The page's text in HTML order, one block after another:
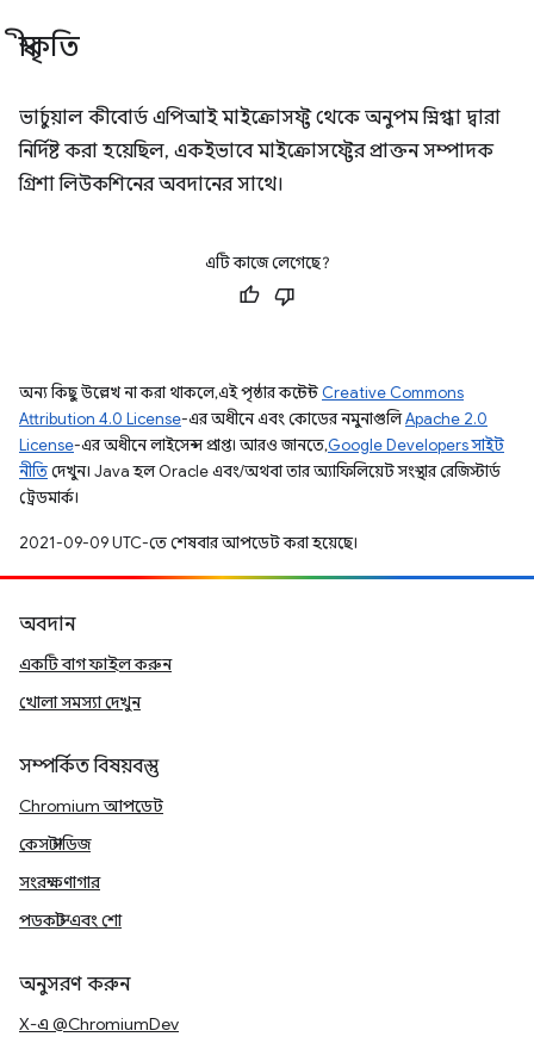
স্বীকৃতি
ভার্চুয়াল কীবোর্ড এপিআই মাইক্রোসফ্ট থেকে অনুপম স্নিগ্ধা দ্বারা
নির্দিষ্ট করা হয়েছিল, একইভাবে মাইক্রোসফ্টের প্রাক্তন সম্পাদক
গ্রিশা লিউকশিনের অবদানের সাথে।
এটি কাজে লেগেছে?
অন্য কিছু উল্লেখ না করা থাকলে, এই পৃষ্ঠার কন্টেন্ট Creative Commons
Attribution 4.0 License-এর অধীনে এবং কোডের নমুনাগুলিApache 2.0
License-এর অধীনে লাইসেন্স প্রাপ্ত। আরও জানতে,Google Developers সাইট
নীতিদেখুন। Java হল Oracle এবং/অথবা তার অ্যাফিলিয়েট সংস্থার রেজিস্টার্ড
ট্রেডমার্ক।
2021-09-09 UTC-তে শেষবার আপডেট করা হয়েছে।
অবদান
একটি বাগ ফাইল করুন
খোলা সমস্যা দেখুন
সম্পর্কিত বিষয়বস্তু
Chromium আপডেট
কেস স্টাডিজ
সংরক্ষণাগার
পডকাস্ট এবং শো
অনুসরণ করুন
X-এ @ChromiumDev